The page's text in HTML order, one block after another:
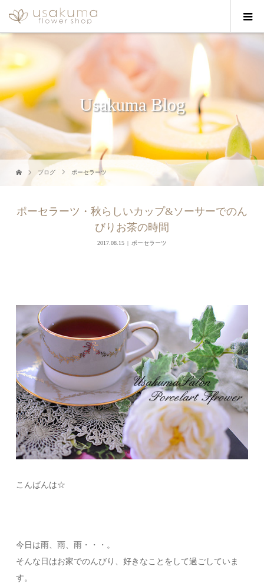
Usakuma Blog
ブログ ポーセラーツ
ポーセラーツ・秋らしいカップ&ソーサーでのん
びりお茶の時間
2017.08.15 ポーセラーツ
こんばんは☆
今日は雨、雨、雨・・・。
そんな日はお家でのんびり、好きなことをして過ごしていま
す。